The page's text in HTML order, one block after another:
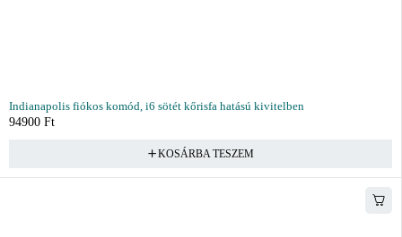
Indianapolis fiókos komód, i6 sötét kőrisfa hatású kivitelben
94900 Ft
KOSÁRBA TESZEM